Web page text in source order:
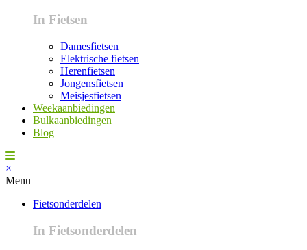
In Fietsen
Damesfietsen
Elektrische fietsen
Herenfietsen
Jongensfietsen
Meisjesfietsen
Weekaanbiedingen
Bulkaanbiedingen
Blog
×
Menu
Fietsonderdelen
In Fietsonderdelen